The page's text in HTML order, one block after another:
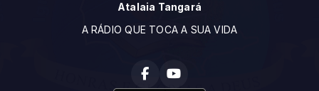
Atalaia Tangará
A RÁDIO QUE TOCA A SUA VIDA